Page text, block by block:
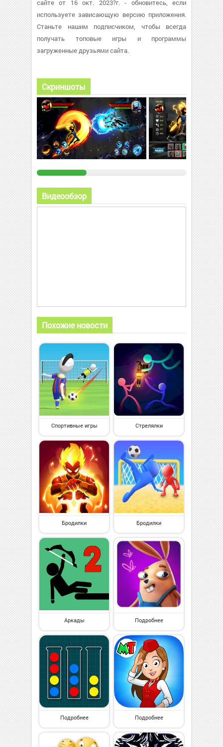
сайте от 16 окт. 2023?г. - обновитесь, если
используете зависающую версию приложения.
Станьте нашим подписчиком, чтобы всегда
получать топовые игры и программы
загруженные друзьями сайта.
Скриншоты
Видеообзор
Похожие новости
Спортивные игры Стрелялки
Бродилки Бродилки
Аркады Подробнее
Подробнее Подробнее